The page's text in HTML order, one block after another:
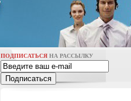
ПОДПИСАТЬСЯ НА РАССЫЛКУ